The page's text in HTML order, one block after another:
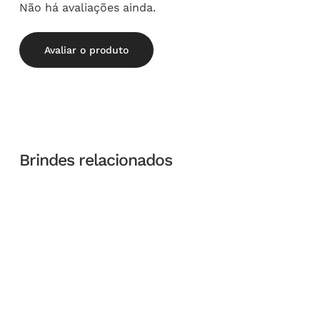
Não há avaliações ainda.
Avaliar o produto
Brindes relacionados